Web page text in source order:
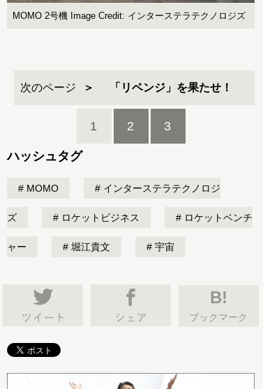
MOMO 2号機 Image Credit: インターステラテクノロジズ
次のページ 「リベンジ」を果たせ！
1 2 3
ハッシュタグ
MOMO インターステラテクノロジ
ズ ロケットビジネス ロケットベンチ
ャー 堀江貴文 宇宙
B!
ブックマーク